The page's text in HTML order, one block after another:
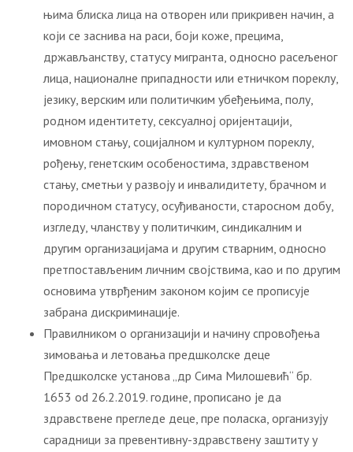
њима блиска лица на отворен или прикривен начин, а
који се заснива на раси, боји коже, прецима,
држављанству, статусу мигранта, односно расељеног
лица, националне припадности или етничком пореклу,
језику, верским или политичким убеђењима, полу,
родном идентитету, сексуалној оријентацији,
имовном стању, социјалном и културном пореклу,
рођењу, генетским особеностима, здравственом
стању, сметњи у развоју и инвалидитету, брачном и
породичном статусу, осуђиваности, старосном добу,
изгледу, чланству у политичким, синдикалним и
другим организацијама и другим стварним, односно
претпостављеним личним својствима, као и по другим
основима утврђеним законом којим се прописује
забрана дискриминације.
Правилником о организацији и начину спровођења
зимовања и летовања предшколске деце
Предшколскe установа „др Сима Милошевић“ бр.
1653 od 26.2.2019. године, прописано је да
здравствене прегледе деце, пре поласка, организују
сарадници за превентивну-здравствену заштиту у